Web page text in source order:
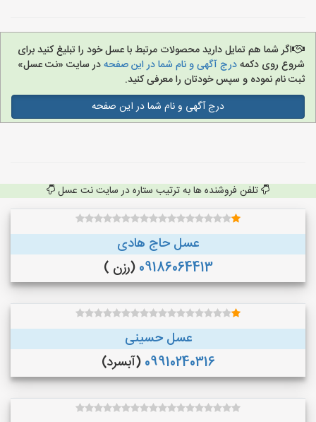
اگر شما هم تمایل دارید محصولات مرتبط با عسل خود را تبلیغ کنید برای
شروع روی دکمهدرج آگهی و نام شما در این صفحهدر سایت «نت عسل»
ثبت نام نموده و سپس خودتان را معرفی کنید.
درج آگهی و نام شما در این صفحه
تلفن فروشنده ها به ترتیب ستاره در سایت نت عسل
عسل حاج هادی
09186064413 (رزن )
عسل حسینی
09910240316 (آبسرد)